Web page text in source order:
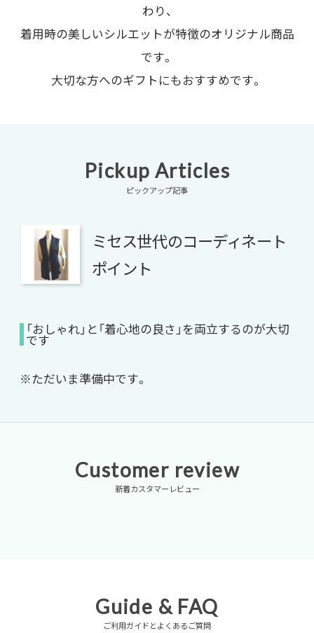
わり、
着用時の美しいシルエットが特徴のオリジナル商品
です。
大切な方へのギフトにもおすすめです。
Pickup Articles
ピックアップ記事
ミセス世代のコーディネート
ポイント
「おしゃれ」と「着心地の良さ」を両立するのが大切
です
※ただいま準備中です。
Customer review
新着カスタマーレビュー
Guide & FAQ
ご利用ガイドとよくあるご質問